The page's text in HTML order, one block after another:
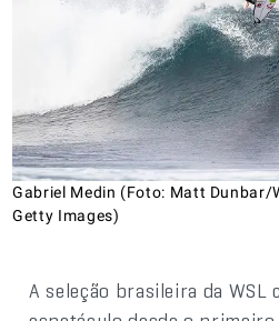
Gabriel Medin (Foto: Matt Dunbar/
Getty Images)
A seleção brasileira da WSL